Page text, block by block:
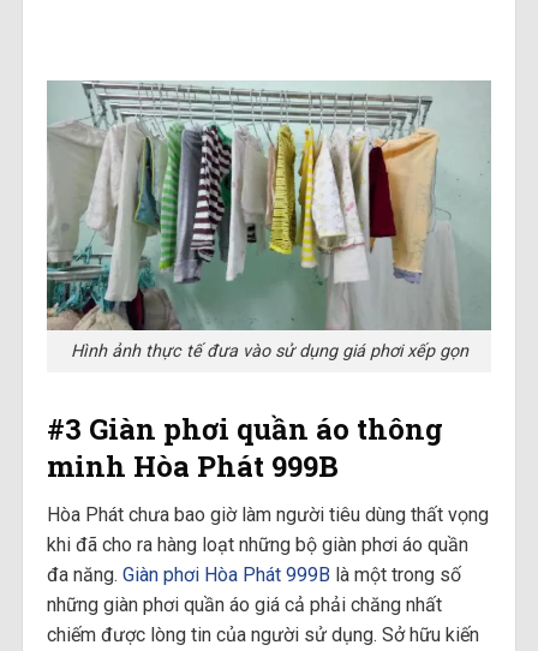
Hình ảnh thực tế đưa vào sử dụng giá phơi xếp gọn
#3 Giàn phơi quần áo thông
minh Hòa Phát 999B
Hòa Phát chưa bao giờ làm người tiêu dùng thất vọng
khi đã cho ra hàng loạt những bộ giàn phơi áo quần
đa năng. Giàn phơi Hòa Phát 999B là một trong số
những giàn phơi quần áo giá cả phải chăng nhất
chiếm được lòng tin của người sử dụng. Sở hữu kiến